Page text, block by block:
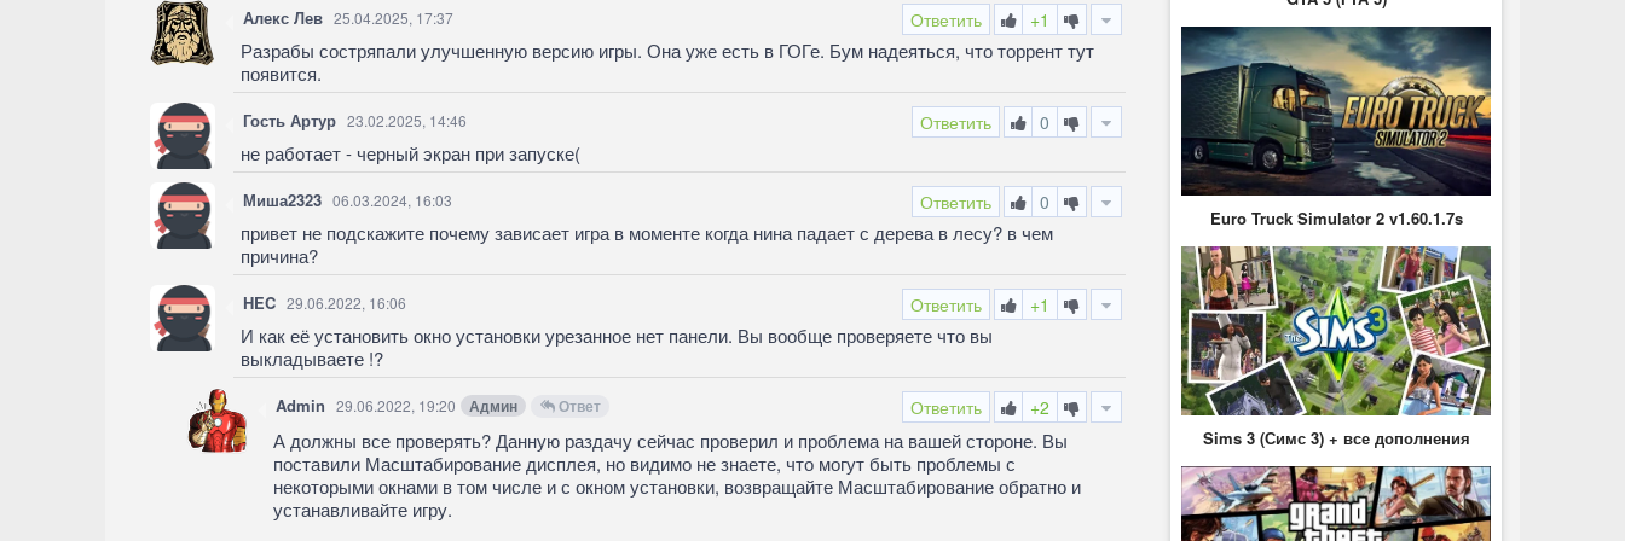
Ответить +1
Алекс Лев 25.04.2025, 17:37
Разрабы состряпали улучшенную версию игры. Она уже есть в ГОГе. Бум надеяться, что торрент тут
появится.
Ответить 0
Гость Артур 23.02.2025, 14:46
не работает - черный экран при запуске(
Ответить 0
Миша2323 06.03.2024, 16:03
привет не подскажите почему зависает игра в моменте когда нина падает с дерева в лесу? в чем
причина?
Ответить +1
HEC 29.06.2022, 16:06
И как её установить окно установки урезанное нет панели. Вы вообще проверяете что вы
выкладываете !?
Ответить +2
Admin 29.06.2022, 19:20 Админ Ответ
А должны все проверять? Данную раздачу сейчас проверил и проблема на вашей стороне. Вы
поставили Масштабирование дисплея, но видимо не знаете, что могут быть проблемы с
некоторыми окнами в том числе и с окном установки, возвращайте Масштабирование обратно и
устанавливайте игру.
Euro Truck Simulator 2 v1.60.1.7s
Sims 3 (Симс 3) + все дополнения